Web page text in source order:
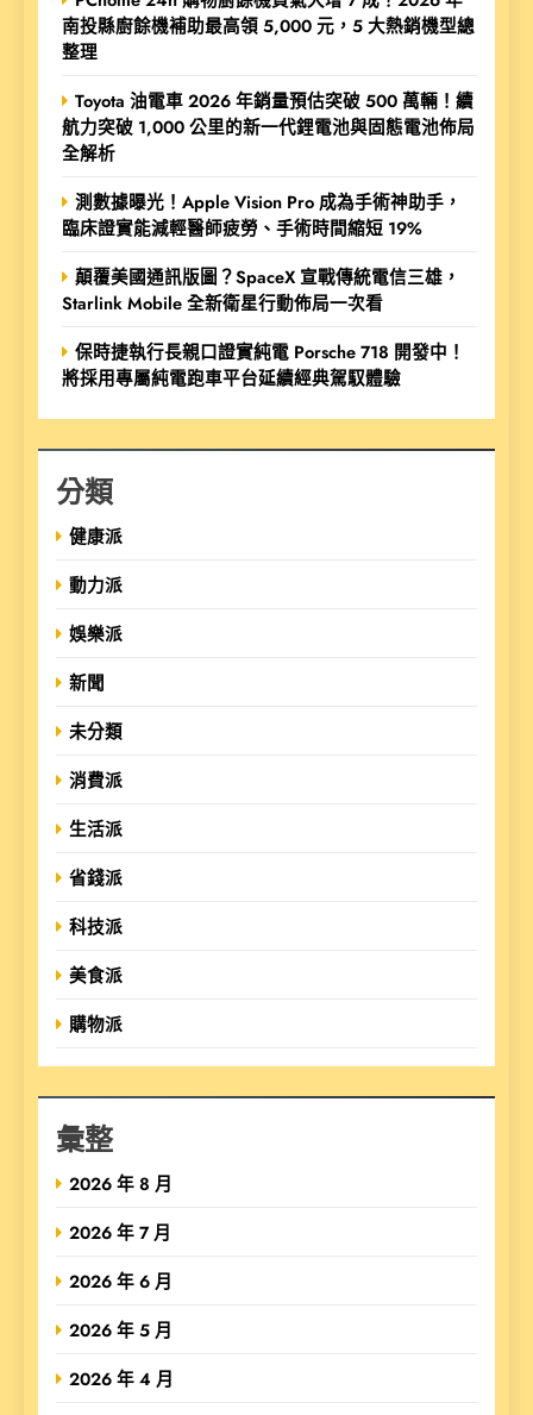
南投縣廚餘機補助最高領 5,000 元，5 大熱銷機型總
整理
Toyota 油電車 2026 年銷量預估突破 500 萬輛！續
航力突破 1,000 公里的新一代鋰電池與固態電池佈局
全解析
測數據曝光！Apple Vision Pro 成為手術神助手，
臨床證實能減輕醫師疲勞、手術時間縮短 19%
顛覆美國通訊版圖？SpaceX 宣戰傳統電信三雄，
Starlink Mobile 全新衛星行動佈局一次看
保時捷執行長親口證實純電 Porsche 718 開發中！
將採用專屬純電跑車平台延續經典駕馭體驗
分類
健康派
動力派
娛樂派
新聞
未分類
消費派
生活派
省錢派
科技派
美食派
購物派
彙整
2026 年 8 月
2026 年 7 月
2026 年 6 月
2026 年 5 月
2026 年 4 月